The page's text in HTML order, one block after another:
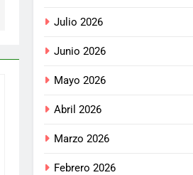
Julio 2026
Junio 2026
Mayo 2026
Abril 2026
Marzo 2026
Febrero 2026